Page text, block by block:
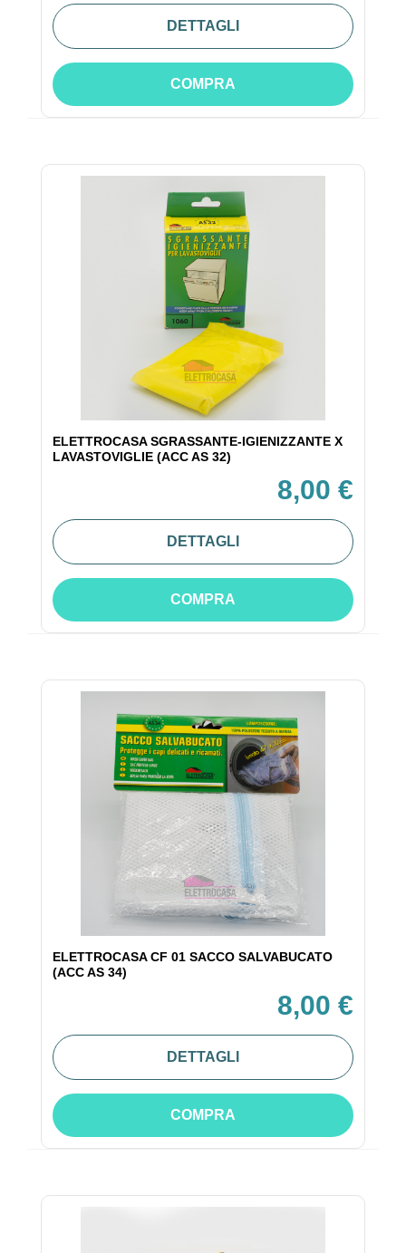
DETTAGLI
COMPRA
ELETTROCASA SGRASSANTE-IGIENIZZANTE X
LAVASTOVIGLIE (ACC AS 32)
8,00 €
DETTAGLI
COMPRA
ELETTROCASA CF 01 SACCO SALVABUCATO
(ACC AS 34)
8,00 €
DETTAGLI
COMPRA